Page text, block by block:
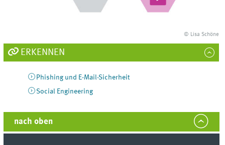
© Lisa Schöne
ERKENNEN
Phishing und E-Mail-Sicherheit
Social Engineering
nach oben